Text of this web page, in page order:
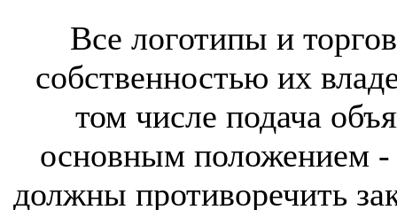
Все логотипы и
собственностью их
том числе подача
основным положением -
должны противоречить